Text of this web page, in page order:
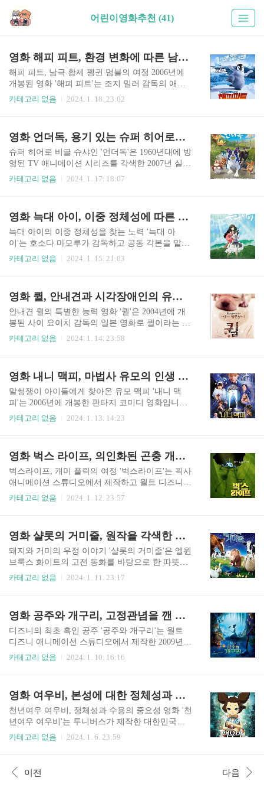
어린이영화추천 (41)
영화 해피 피트, 환경 변화에 따른 남극 펭귄 생존과 공동의 책임 노력
해피 피트, 남극 황제 펭귄 멈블의 여정 2006년에
개봉된 영화 '해피 피트'는 조지 밀러 감독의 애니
메이션 뮤지컬 코미디 영화입니다. 이 영화는 애니
특별한 재능을 가진 멈블이라는 이름의 어린 황제
펭귄을 따라갑니다. 그러나 노래로 짝을 찾는 왕국
에서 멈블의 노래는 그를 동료 펭귄들 사이에서 따
돌림을 받게 됩니다. 멈블의 여정은 펭귄들이 짝을
유혹하기 위해 사용하는 노래인 "하트 송"을 부를
대에도 불구하고, 멈블은 자신의 정체성과 그들의
서식지에 있는 물고기 부족의 ..
카테고리 없음 2024. 1. 18. 23:02
영화 언더독, 용기 있는 슈퍼 히어로의 유머 가득한 가족 영화
슈퍼 히어로 비글 슈샤인 '언더독'은 1960년대에 방
영된 TV 애니메이션 시리즈를 각색한 2007년 실사
영화로, 프레데릭 두 차우가 감독하고 월트 디즈니
능력을 얻게 되는 슈샤인이라는 이름의 비글의 이
야기를 따라갑니다. 댄 웅거라는 이름의 경비원에
게 입양된 슈샤인은 언더독의 슈퍼히어로 역할을
맡습니다. 그의 새로운 슈퍼히어로 역할에서, 언더
독은 코미디언 제이슨 리(Jason Lee)의 목소리로 연
과학자인 악당 사이먼 바시니스터와 맞서면서 이
야기는 깊어집니다. 피터 ..
카테고리 없음 2024. 1. 17. 18:07
영화 늑대 아이, 이중 정체성에 따른 결정과 선택, 부모로서의 도전과 기쁨
늑대 아이의 이중 정체성을 찾는 노력 '늑대 아
이'는 호소다 마모루가 감독하고 공동 각본을 맡은
일본 애니메이션 영화입니다. 일본어로 '오카미 코
음이 따뜻해지고 환상적인 이야기입니다. 하나라
는 이름의 젊은 여성이 늑대로 변신하는 신비한 남
자와 사랑에 빠지는 내용을 중심으로 전개됩니다.
그들은 서로의 다름에도 불구하고 함께 가정을 꾸
리고 아메와 유키라는 두 아이를 낳는데, 늑대로 변
을 키우게 됩니다. 독특한 능력을 가진 두 아이들을
키우는 어려움에 직면한 하나는..
카테고리 없음 2024. 1. 15. 21:03
영화 퀼, 안내견과 시각장애인의 유대감과 파트너십
안내견 퀼의 특별한 능력 영화 '퀼'은 2004년에 개
봉된 사이 요이치 감독의 일본 영화로 퀼이라는 이
름의 안내견을 중심으로 가슴 따뜻한 이야기입니
로 시작하고, 코바야시 카오루가 연기하는 타와다
사토루라는 전담 트레이너가 이끄는 훈련 과정을
따릅니다. 강아지와 트레이너 사이에 형성되는 유
대감을 강조하면서 퀼의 훈련의 도전과 승리를 보
여줍니다. 훈련을 마친 퀼은 배우 키페이 시이나가
영향을 아름답게 포착하여 그가 새로운 독립과 안
내견과의 깊은 감정적 유대감을 갖게..
카테고리 없음 2024. 1. 14. 23:58
영화 내니 맥피, 마법사 유모의 인생 수업 훈육으로 변화된 말썽쟁이 아이들
말썽쟁이 아이들에게 찾아온 유모 맥피 '내니 맥
피'는 2006년에 개봉한 판타지 코미디 영화입니다.
이 영화는 커크 존스가 감독했고 크리스찬나 브랜
비가 된 장의사 세드릭 브라운을 중심으로 전개되
는데, 그는 7명의 말썽쟁이 아이들을 기르게 됩니
다. 아이들은 짓궂은 행동으로 17명의 유모들을 성
공적으로 쫓아냈습니다. 그동안 아이들의 고모가
경제적 지원을 해주고 있었지만 아이를 혼자 키우
란 속에서, 유모 맥피는 브라운 씨의 필사적인 도움
의 요청에 따라 브라운 씨의 집에 ..
카테고리 없음 2024. 1. 13. 14:23
영화 벅스 라이프, 의인화된 곤충 개미 플릭의 역경 극복 능력
벅스라이프, 개미 플릭의 여정 '벅스라이프'는 픽사
애니메이션 스튜디오에서 제작하고 월트 디즈니
픽처스에서 개봉한 컴퓨터 애니메이션 코미디 영
봉되었으며 이야기는 의인화된 곤충들의 세계를
배경으로 하여 플릭이라는 이름의 개미의 모험을
따라갑니다. 플릭은 창의적이고 야망적인 캐릭터
인데, 그의 최신 발명품이 잘못되어 개미들을 식량
으로 강탈하는 억압적인 집단인 메뚜기들에게 제
니다. 이를 수정하기 위한 시도로 플릭은 메뚜기로
부터 식민지를 방어하기 위해 '전사 벌레'를 찾기 ..
카테고리 없음 2024. 1. 12. 23:57
영화 샬롯의 거미줄, 원작을 각색한 돼지와 거미의 우정과 희생
돼지와 거미의 우정 이야기 '샬롯의 거미줄'은 엘윈
브룩스 화이트의 고전 동화를 바탕으로 한 따뜻한
애니메이션 영화입니다. 1973년에 개봉되었다가 2
기는 윌버가 농장에서 태어났지만 너무 작기 때문
에 도살될 위험에 처하면서 시작됩니다. 친절하고
동정심이 많은 어린 소녀인 펀 애러블은 윌버의 목
숨을 살려달라고 아버지를 설득하고, 그녀는 돼지
를 돌보는 책임을 떠맡습니다. 윌버는 자라면서 샬
가 자신이 정육점에 팔려가는 운명을 알게 되자 샬
롯은 윌버를 구하기 위한 계획을 세웁..
카테고리 없음 2024. 1. 11. 23:17
영화 공주와 개구리, 고정관념을 깬 디즈니 최초 흑인 공주의 독립 도전
디즈니의 최초 흑인 공주 '공주와 개구리'는 월트
디즈니 애니메이션 스튜디오에서 제작한 2009년
애니메이션 영화입니다. 이 영화는 컴퓨터로 만든
를 재즈 음악적 배경과 결합합니다. 이야기는 자신
의 레스토랑을 여는 꿈을 가진 근면한 웨이트리스
티아나와 사악한 주술사에 의해 개구리로 변한 나
빈 왕자를 따라갑니다. 티아나와 나빈이 길을 건널
때, 그들은 독으로 인해 개구리가 되고, 저주를 풀
여행을 시작합니다. 그 과정에서, 그들은 재즈 음악
을 연주하는 것을 꿈꾸는 악어 루이와 로맨틱한 반
카테고리 없음 2024. 1. 10. 16:16
영화 여우비, 본성에 대한 정체성과 수용의 이해를 담은 한국 풍속 영화
천년여우 여우비, 정체성과 수용의 중요성 영화 '천
년여우 여우비'는 투니버스가 제작한 대한민국의
애니메이션 텔레비전 시리즈입니다. 2007년에 방
전개되는 판타지, 모험, 그리고 민속의 혼합물입니
다. 주인공 여우비는 인간과 상호작용하기 위해 어
카테고리 없음 2024. 1. 6. 23:59
이전 다음